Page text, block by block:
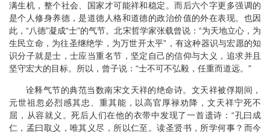
满生机，整个社会、国家才可能祥和稳定。而后六个字更多强调的
是个人修身养德，是道德人格和道德的政治价值的外在表现。也因
此，“八德”凝成“士”的气节。北宋哲学家张载曾说：“为天地立心，为
生民立命，为往圣继绝学，为万世开太平”，有这种器识与宏愿的知
识分子就是士，士应当重名节，坚定自己的信仰与大义，追求并且
坚守宏大的目标。所以，曾子说：“士不可不弘毅，任重而道远。”
诠释气节的典范当数南宋文天祥的绝命诗。文天祥被俘期间，
元世祖忽必烈感其忠、重其能，以高官厚禄劝降，文天祥宁死不
屈，从容就义。死后人们在他的衣带中发现了一首遗诗：“孔曰成
仁，孟曰取义，唯其义尽，所以仁至。读圣贤书，所学何事？而今